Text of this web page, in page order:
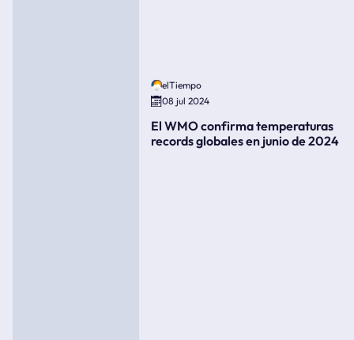
elTiempo
08 jul 2024
El WMO confirma temperaturas
records globales en junio de 2024